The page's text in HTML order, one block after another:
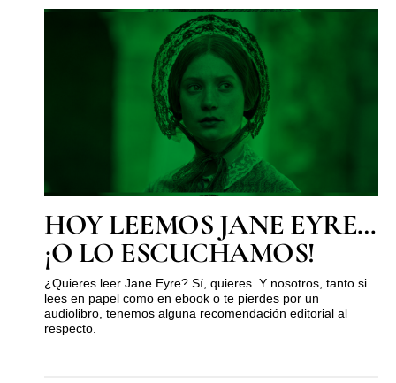
HOY LEEMOS JANE EYRE…
¡O LO ESCUCHAMOS!
¿Quieres leer Jane Eyre? Sí, quieres. Y nosotros, tanto si
lees en papel como en ebook o te pierdes por un
audiolibro, tenemos alguna recomendación editorial al
respecto.